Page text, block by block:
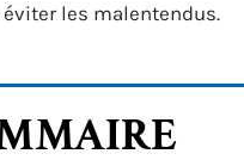
les malentendus.